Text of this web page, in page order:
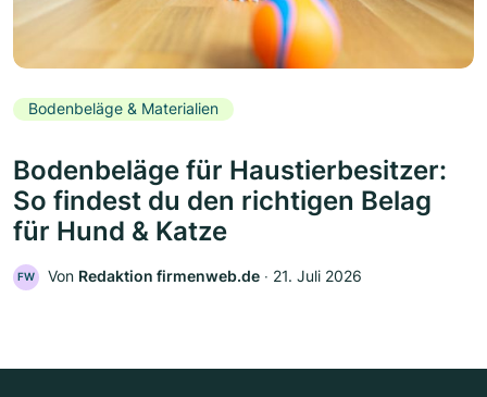
Bodenbeläge & Materialien
Bodenbeläge für Haustierbesitzer:
So findest du den richtigen Belag
für Hund & Katze
FW Von Redaktion firmenweb.de ‧ 21. Juli 2026